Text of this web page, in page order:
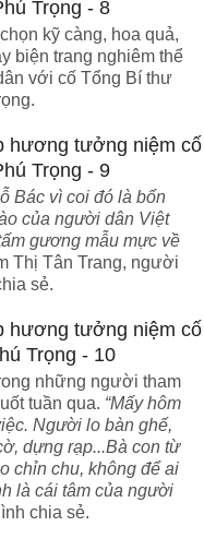
kỹ càng, hoa quả,
biện trang nghiêm thể
với cố Tổng Bí thư
Bác vì coi đó là bổn
của người dân Việt
gương mẫu mực về
Thị Tân Trang, người
sẻ.
những người tham
tuần qua. “Mấy hôm
Người lo bàn ghế,
dựng rạp...Bà con từ
chỉn chu, không để ai
là cái tâm của người
chia sẻ.